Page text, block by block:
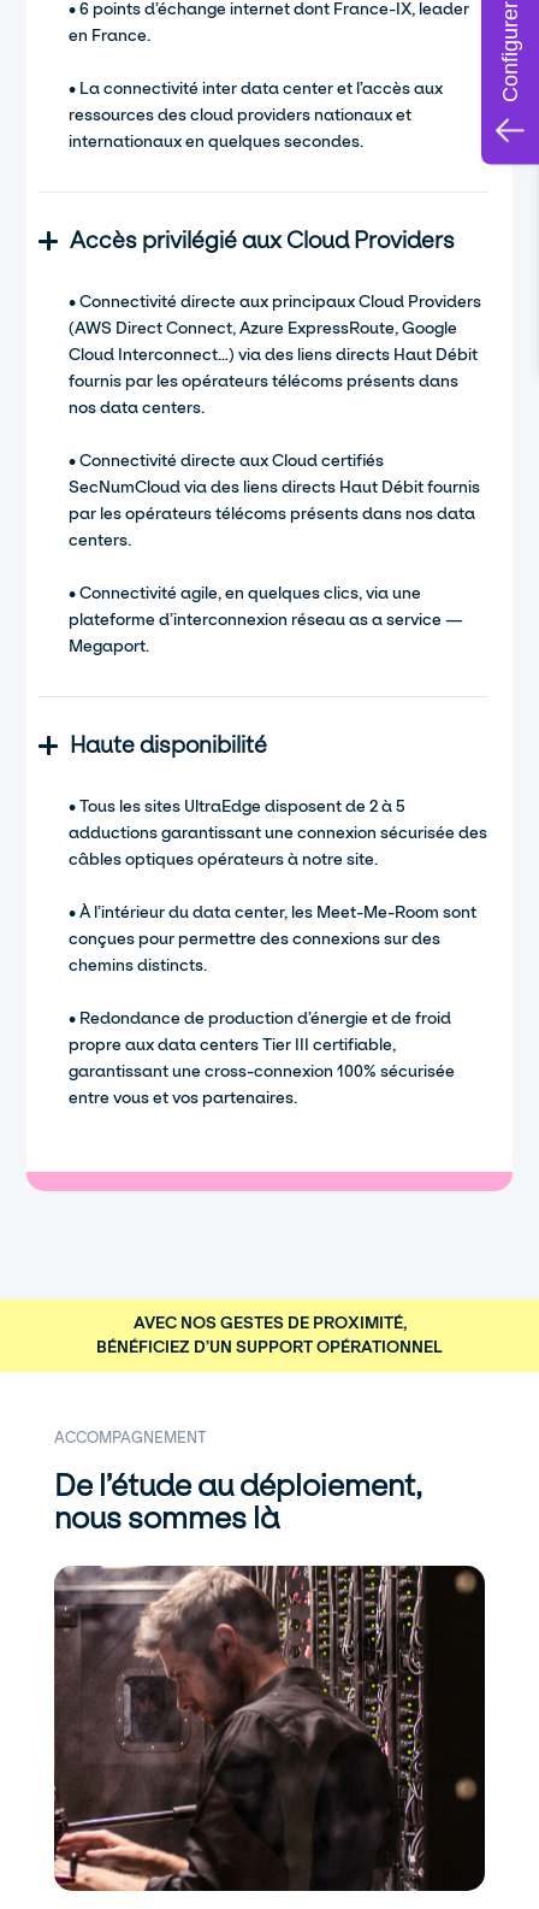
• 6 points d’échange internet dont France-IX, leader
en France.
• La connectivité inter data center et l’accès aux
ressources des cloud providers nationaux et
internationaux en quelques secondes.
Accès privilégié aux Cloud Providers
• Connectivité directe aux principaux Cloud Providers
(AWS Direct Connect, Azure ExpressRoute, Google
Cloud Interconnect…) via des liens directs Haut Débit
fournis par les opérateurs télécoms présents dans
nos data centers.
• Connectivité directe aux Cloud certifiés
SecNumCloud via des liens directs Haut Débit fournis
par les opérateurs télécoms présents dans nos data
centers.
• Connectivité agile, en quelques clics, via une
plateforme d’interconnexion réseau as a service —
Megaport.
Haute disponibilité
• Tous les sites UltraEdge disposent de 2 à 5
adductions garantissant une connexion sécurisée des
câbles optiques opérateurs à notre site.
• À l’intérieur du data center, les Meet-Me-Room sont
conçues pour permettre des connexions sur des
chemins distincts.
• Redondance de production d’énergie et de froid
propre aux data centers Tier III certifiable,
garantissant une cross-connexion 100% sécurisée
entre vous et vos partenaires.
AVEC NOS GESTES DE PROXIMITÉ,
BÉNÉFICIEZ D’UN SUPPORT OPÉRATIONNEL
ACCOMPAGNEMENT
De l’étude au déploiement,
nous sommes là